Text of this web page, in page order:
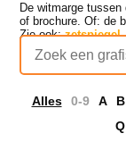
De witmarge
of brochure. Of: de
Zie ook:zetspiegel
Alles 0-9 A B
Q